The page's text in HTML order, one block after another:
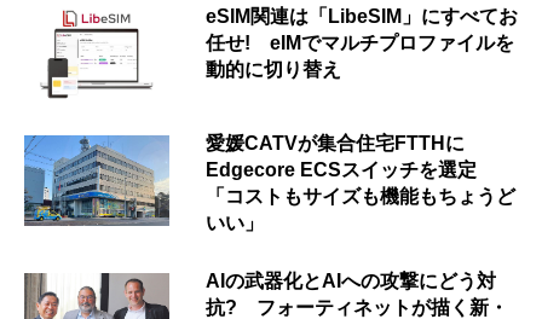
eSIM関連は「LibeSIM」にすべてお
任せ! eIMでマルチプロファイルを
動的に切り替え
愛媛CATVが集合住宅FTTHに
Edgecore ECSスイッチを選定
「コストもサイズも機能もちょうど
いい」
AIの武器化とAIへの攻撃にどう対
抗? フォーティネットが描く新・